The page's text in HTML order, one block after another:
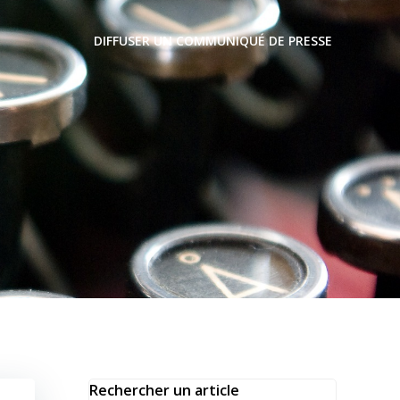
DIFFUSER UN COMMUNIQUÉ DE PRESSE
Rechercher un article